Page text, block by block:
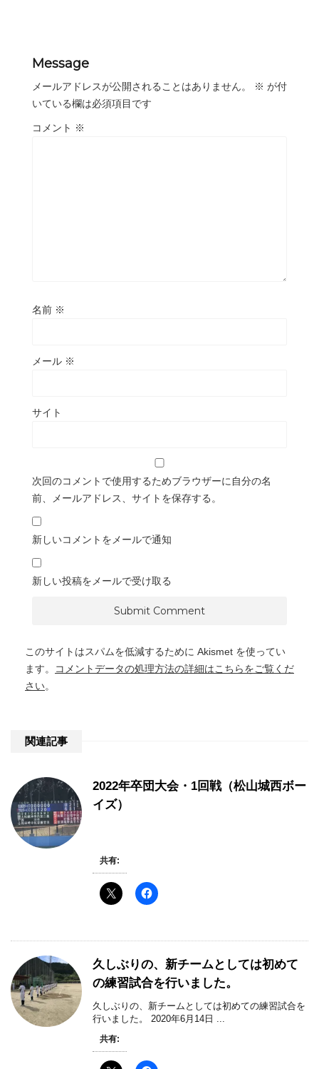
Message
メールアドレスが公開されることはありません。 ※ が付
いている欄は必須項目です
コメント ※
名前 ※
メール ※
サイト
次回のコメントで使用するためブラウザーに自分の名
前、メールアドレス、サイトを保存する。
新しいコメントをメールで通知
新しい投稿をメールで受け取る
このサイトはスパムを低減するために Akismet を使ってい
ます。
コメントデータの処理方法の詳細はこちらをご覧くだ
さい。
関連記事
2022年卒団大会・1回戦（松山城西ボー
イズ）
共有:
久しぶりの、新チームとしては初めて
の練習試合を行いました。
久しぶりの、新チームとしては初めての練習試合を
行いました。 2020年6月14日 ...
共有: